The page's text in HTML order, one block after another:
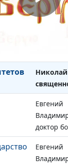
Евгений
доктор
Евгений